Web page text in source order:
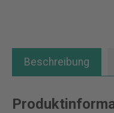
Beschreibung